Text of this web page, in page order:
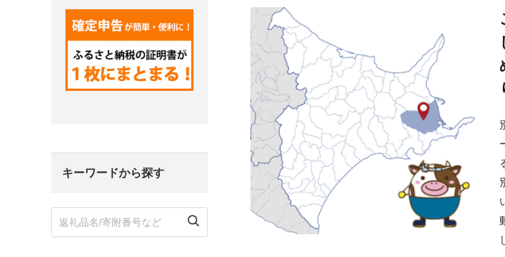
茨城県
栃木県 鹿沼市
九十九里町
神奈川県 横浜市
山県市
南
石川県
福井県 越前町
滋賀県 近江八幡市
京都府 亀岡市 京
大東市
キーワードから探す